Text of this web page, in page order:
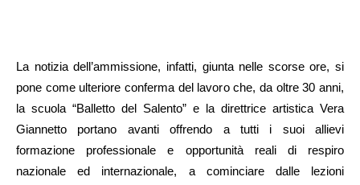
La notizia dell’ammissione, infatti, giunta nelle scorse ore, si
pone come ulteriore conferma del lavoro che, da oltre 30 anni,
la scuola “Balletto del Salento” e la direttrice artistica Vera
Giannetto portano avanti offrendo a tutti i suoi allievi
formazione professionale e opportunità reali di respiro
nazionale ed internazionale, a cominciare dalle lezioni